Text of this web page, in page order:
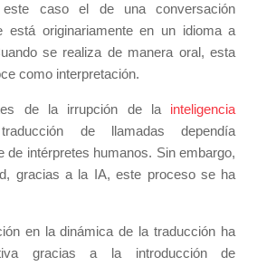
este caso el de una conversación
está originariamente en un idioma a
se realiza de manera oral, esta
como interpretación.
de la irrupción de la inteligencia
de llamadas dependía
de intérpretes humanos. Sin embargo,
gracias a la IA, este proceso se ha
en la dinámica de la traducción ha
gracias a la introducción de